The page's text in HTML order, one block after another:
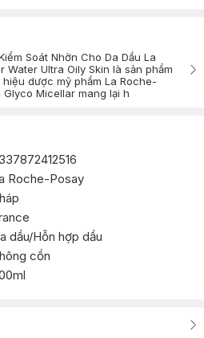
Soát Nhờn Cho Da Dầu La
Ultra Oily Skin là sản phẩm
dược mỹ phẩm La Roche-
Micellar mang lại h
Roche-Posay
dầu/Hỗn hợp dầu
cồn